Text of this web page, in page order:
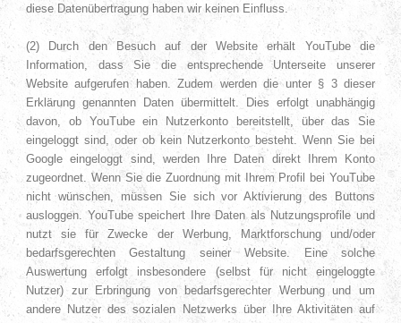
diese Datenübertragung haben wir keinen Einfluss.
(2) Durch den Besuch auf der Website erhält YouTube die
Information, dass Sie die entsprechende Unterseite unserer
Website aufgerufen haben. Zudem werden die unter § 3 dieser
Erklärung genannten Daten übermittelt. Dies erfolgt unabhängig
davon, ob YouTube ein Nutzerkonto bereitstellt, über das Sie
eingeloggt sind, oder ob kein Nutzerkonto besteht. Wenn Sie bei
Google eingeloggt sind, werden Ihre Daten direkt Ihrem Konto
zugeordnet. Wenn Sie die Zuordnung mit Ihrem Profil bei YouTube
nicht wünschen, müssen Sie sich vor Aktivierung des Buttons
ausloggen. YouTube speichert Ihre Daten als Nutzungsprofile und
nutzt sie für Zwecke der Werbung, Marktforschung und/oder
bedarfsgerechten Gestaltung seiner Website. Eine solche
Auswertung erfolgt insbesondere (selbst für nicht eingeloggte
Nutzer) zur Erbringung von bedarfsgerechter Werbung und um
andere Nutzer des sozialen Netzwerks über Ihre Aktivitäten auf